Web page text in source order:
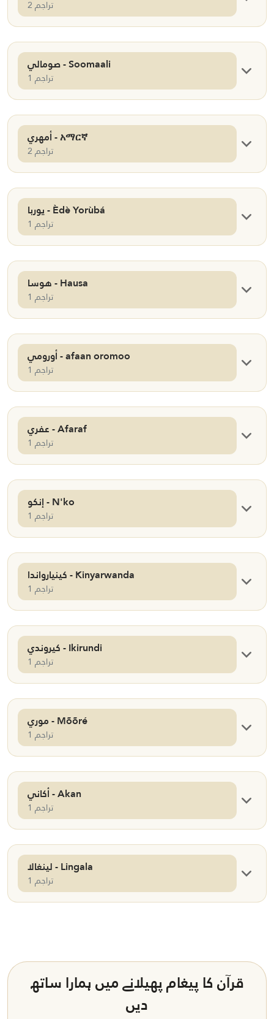
2 تراجم
صومالي - Soomaali
1 تراجم
أمهري - አማርኛ
2 تراجم
يوربا - Èdè Yorùbá
1 تراجم
هوسا - Hausa
1 تراجم
أورومي - afaan oromoo
1 تراجم
عفري - Afaraf
1 تراجم
إنكو - N'ko
1 تراجم
كينيارواندا - Kinyarwanda
1 تراجم
كيروندي - Ikirundi
1 تراجم
موري - Mõõré
1 تراجم
أكاني - Akan
1 تراجم
لينغالا - Lingala
1 تراجم
قرآن کا پیغام پھیلانے میں ہمارا ساتھ
دیں